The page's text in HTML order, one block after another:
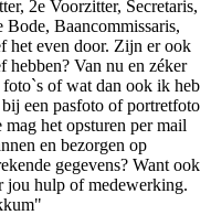
2e Voorzitter, Secretaris,
Bode, Baancommissaris,
het even door. Zijn er ook
hebben? Van nu en zéker
foto`s of wat dan ook ik heb
een pasfoto of portretfoto
het opsturen per mail
en bezorgen op
gegevens? Want ook
jou hulp of medewerking.